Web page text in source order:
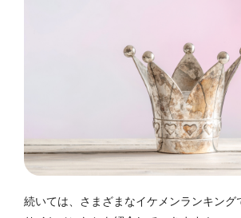
続いては、さまざまなイケメンランキング